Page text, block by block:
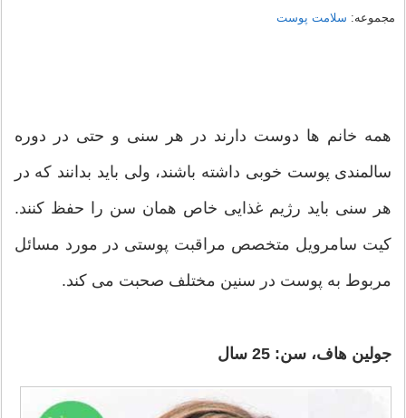
مجموعه: سلامت پوست
همه خانم ها دوست دارند در هر سنی و حتی در دوره
سالمندی پوست خوبی داشته باشند، ولی باید بدانند که در
هر سنی باید رژیم غذایی خاص همان سن را حفظ کنند.
کیت سامرویل متخصص مراقبت پوستی در مورد مسائل
مربوط به پوست در سنین مختلف صحبت می کند.
جولین هاف، سن: 25 سال